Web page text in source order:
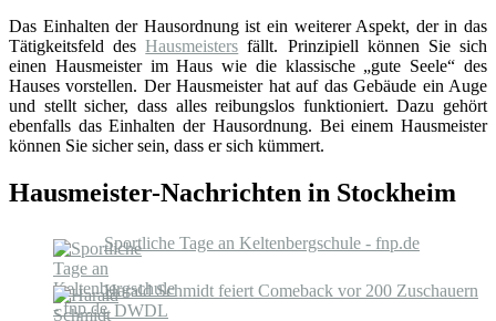
Das Einhalten der Hausordnung ist ein weiterer Aspekt, der in das
Tätigkeitsfeld desHausmeisters fällt. Prinzipiell können Sie sich
einen Hausmeister im Haus wie die klassische „gute Seele“ des
Hauses vorstellen. Der Hausmeister hat auf das Gebäude ein Auge
und stellt sicher, dass alles reibungslos funktioniert. Dazu gehört
ebenfalls das Einhalten der Hausordnung. Bei einem Hausmeister
können Sie sicher sein, dass er sich kümmert.
Hausmeister-Nachrichten in Stockheim
Sportliche Tage an Keltenbergschule - fnp.de
Harald Schmidt feiert Comeback vor 200 Zuschauern
- DWDL